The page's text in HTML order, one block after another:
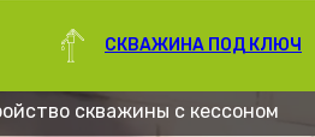
СКВАЖИНА ПОД КЛЮЧ
скважины с кессоном